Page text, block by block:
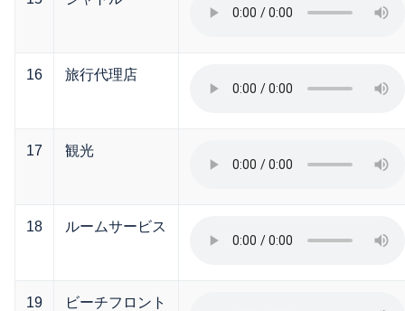
16 旅行代理店
17 観光
18 ルームサービス
19 ビーチフロント